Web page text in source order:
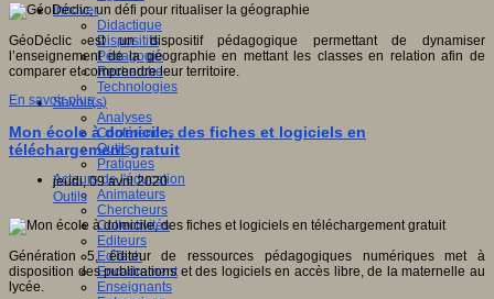
Innover
Didactique
Dispositifs
Pédagogie
Recherche
Technologies
Savoir(s)
Analyses
Conférences
Outils
Pratiques
Acteurs de l'éducation
Animateurs
Chercheurs
Collectivités
Editeurs
EdTech
Encadrement
Enseignants
GéoDéclic est un dispositif pédagogique permettant de dynamiser
l’enseignement de la géographie en mettant les classes en relation afin de
comparer et comprendre leur territoire.
En savoir plus...
Mon école à domicile, des fiches et logiciels en
téléchargement gratuit
jeudi, 09 avril 2020
Outils
Génération 5, éditeur de ressources pédagogiques numériques met à
disposition des publications et des logiciels en accès libre, de la maternelle au
lycée.